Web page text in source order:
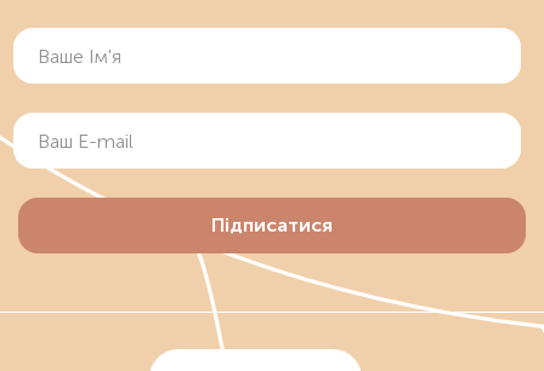
Підписатися